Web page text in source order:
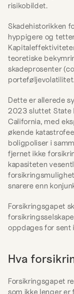
risikobildet.
Skadehistorikken
hyppigere og
teoretiske
skadeprosenter
porteføljevolatilitet.
Dette er allerede
2023 sluttet State
California, med
økende
boligpoliser i
fjernet ikke
kapasiteten
snarere enn
Forsikringsgapet
oppdages for sent
Hva
Forsikringsgapet
som ikke lenger